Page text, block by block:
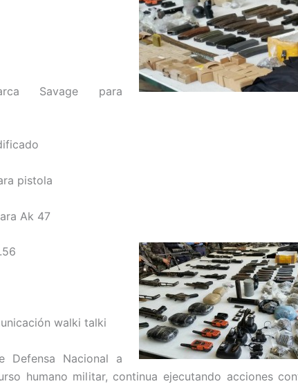
Savage para
pistola
Ak 47
walki talki
Defensa Nacional a
humano militar, continua ejecutando acciones